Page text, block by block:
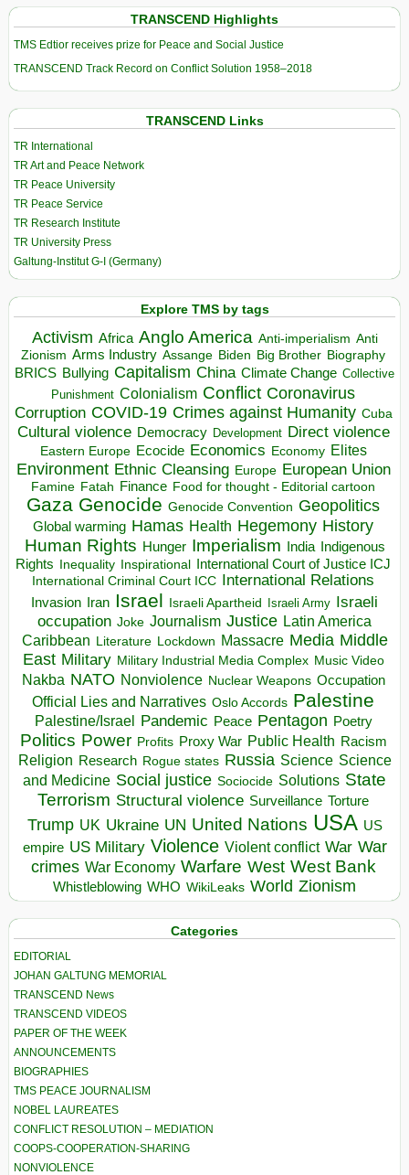
TRANSCEND Highlights
TMS Edtior receives prize for Peace and Social Justice
TRANSCEND Track Record on Conflict Solution 1958–2018
TRANSCEND Links
TR International
TR Art and Peace Network
TR Peace University
TR Peace Service
TR Research Institute
TR University Press
Galtung-Institut G-I (Germany)
Explore TMS by tags
Activism Africa Anglo America Anti-imperialism Anti
Zionism Arms Industry Assange Biden Big Brother Biography
BRICS Bullying Capitalism China Climate Change Collective
Punishment Colonialism Conflict Coronavirus
Corruption COVID-19 Crimes against Humanity Cuba
Cultural violence Democracy Development Direct violence
Eastern Europe Ecocide Economics Economy Elites
Environment Ethnic Cleansing Europe European Union
Famine Fatah Finance Food for thought - Editorial cartoon
Gaza Genocide Genocide Convention Geopolitics
Global warming Hamas Health Hegemony History
Human Rights Hunger Imperialism India Indigenous
Rights
Inequality Inspirational
International Court of Justice ICJ
International Criminal Court ICC
International Relations
Invasion Iran Israel Israeli Apartheid Israeli Army Israeli
occupation Joke Journalism Justice Latin America
Caribbean Literature Lockdown Massacre Media Middle
East Military Military Industrial Media Complex Music Video
Nakba NATO Nonviolence Nuclear Weapons Occupation
Official Lies and Narratives Oslo Accords Palestine
Palestine/Israel Pandemic Peace Pentagon Poetry
Politics Power Profits Proxy War Public Health Racism
Religion Research Rogue states Russia Science Science
and Medicine Social justice Sociocide Solutions State
Terrorism Structural violence Surveillance Torture
Trump UK Ukraine UN United Nations USA US
empire US Military Violence Violent conflict War War
crimes War Economy Warfare West West Bank
Whistleblowing WHO WikiLeaks World Zionism
Categories
EDITORIAL
JOHAN GALTUNG MEMORIAL
TRANSCEND News
TRANSCEND VIDEOS
PAPER OF THE WEEK
ANNOUNCEMENTS
BIOGRAPHIES
TMS PEACE JOURNALISM
NOBEL LAUREATES
CONFLICT RESOLUTION – MEDIATION
COOPS-COOPERATION-SHARING
NONVIOLENCE